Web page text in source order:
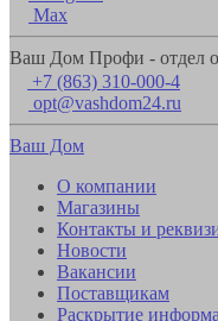
Max
Ваш Дом Профи - отдел
+7 (863) 310-000-4
opt@vashdom24.ru
Ваш Дом
О компании
Магазины
Контакты и
Новости
Вакансии
Поставщикам
Раскрытие